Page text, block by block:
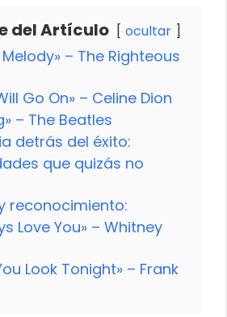
del Artículo ocultar
– The Righteous
Go On» – Celine Dion
– The Beatles
detrás del éxito:
que quizás no
reconocimiento:
Love You» – Whitney
Look Tonight» – Frank